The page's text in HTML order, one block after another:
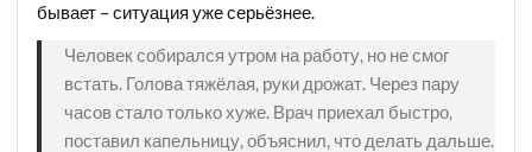
бывает – ситуация уже серьёзнее.
Человек собирался утром на работу, но не смог
встать. Голова тяжёлая, руки дрожат. Через пару
часов стало только хуже. Врач приехал быстро,
поставил капельницу, объяснил, что делать дальше.